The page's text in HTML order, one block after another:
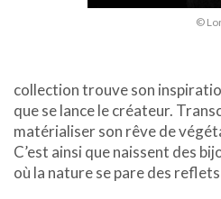
©
collection trouve son
que se lance le créateur.
matérialiser son rêve de
C’est ainsi que naissent des
où la nature se pare des